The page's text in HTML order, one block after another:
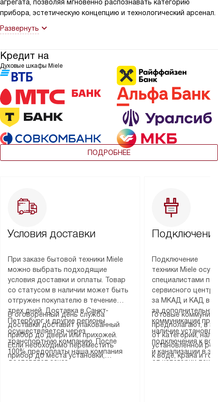
агрегата, позволяя мгновенно распознавать категорию
прибора, эстетическую концепцию и технологический арсенал.
Развернуть
Кредит на
Духовые шкафы Miele
ПОДРОБНЕЕ
Условия доставки
При заказе бытовой техники Miele
можно выбрать подходящие
условия доставки и оплаты. Товар
со статусом в наличии может быть
отгружен покупателю в течение
трех дней. Доставка в Санкт-
Петербург и другие регионы
осуществляется через
транспортную компанию. После
100% предоплаты наша компания
доставляет заказ
В оговоренный день служба
доставки доставит упакованный
прибор до двери или прихожей.
Если необходимо переместить
прибор до места установки,
Подключение
техники Miele
специалистами
сервисного
за МКАД и КАД
за
коммуникации
наличие
подключения к
и канализации в
от категории
Готовые
предполагают, в
от категории,
установленной
к воде, крана и